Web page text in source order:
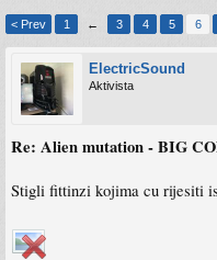
< Prev 1 ← 3 4 5 6
ElectricSound
Aktivista
Re: Alien mutation - BIG
Stigli fittinzi kojima cu rijesiti